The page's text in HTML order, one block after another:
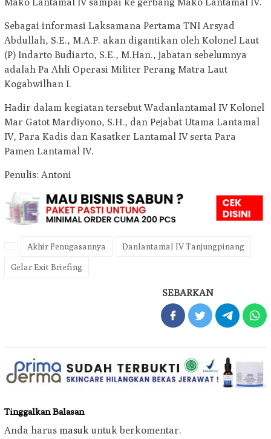
Sebagai informasi Laksamana Pertama TNI Arsyad
Abdullah, S.E., M.A.P. akan digantikan oleh Kolonel Laut
(P) Indarto Budiarto, S.E., M.Han., jabatan sebelumnya
adalah Pa Ahli Operasi Militer Perang Matra Laut
Kogabwilhan I.
Hadir dalam kegiatan tersebut Wadanlantamal IV Kolonel
Mar Gatot Mardiyono, S.H., dan Pejabat Utama Lantamal
IV, Para Kadis dan Kasatker Lantamal IV serta Para
Pamen Lantamal IV.
Penulis: Antoni
Akhir Penugasannya Danlantamal IV Tanjungpinang
Gelar Exit Briefing
SEBARKAN
Tinggalkan Balasan
Anda harus masuk untuk berkomentar.